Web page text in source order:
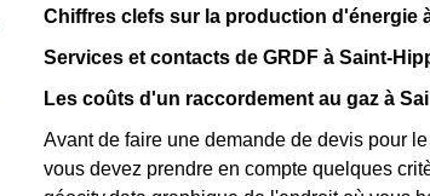
Chiffres clefs sur la production d'énergie
Services et contacts de GRDF à Saint-
Les coûts d'un raccordement au gaz à
Avant de faire une demande de devis pour
vous devez prendre en compte quelques